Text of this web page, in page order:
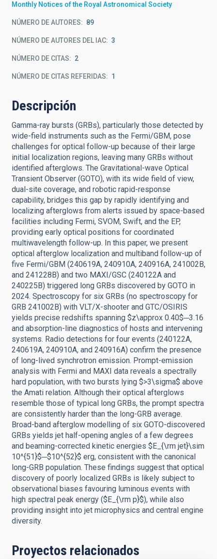
Monthly Notices of the Royal Astronomical Society
NÚMERO DE AUTORES 89
NÚMERO DE AUTORES DEL IAC 3
NÚMERO DE CITAS 2
NÚMERO DE CITAS REFERIDAS 1
Descripción
Gamma-ray bursts (GRBs), particularly those detected by
wide-field instruments such as the Fermi/GBM, pose
challenges for optical follow-up because of their large
initial localization regions, leaving many GRBs without
identified afterglows. The Gravitational-wave Optical
Transient Observer (GOTO), with its wide field of view,
dual-site coverage, and robotic rapid-response
capability, bridges this gap by rapidly identifying and
localizing afterglows from alerts issued by space-based
facilities including Fermi, SVOM, Swift, and the EP,
providing early optical positions for coordinated
multiwavelength follow-up. In this paper, we present
optical afterglow localization and multiband follow-up of
five Fermi/GBM (240619A, 240910A, 240916A, 241002B,
and 241228B) and two MAXI/GSC (240122A and
240225B) triggered long GRBs discovered by GOTO in
2024. Spectroscopy for six GRBs (no spectroscopy for
GRB 241002B) with VLT/X-shooter and GTC/OSIRIS
yields precise redshifts spanning $z\approx 0.40$─3.16
and absorption-line diagnostics of hosts and intervening
systems. Radio detections for four events (240122A,
240619A, 240910A, and 240916A) confirm the presence
of long-lived synchrotron emission. Prompt-emission
analysis with Fermi and MAXI data reveals a spectrally
hard population, with two bursts lying $>3\sigma$ above
the Amati relation. Although their optical afterglows
resemble those of typical long GRBs, the prompt spectra
are consistently harder than the long-GRB average.
Broad-band afterglow modelling of six GOTO-discovered
GRBs yields jet half-opening angles of a few degrees
and beaming-corrected kinetic energies $E_{\rm jet}\sim
10^{51}$─$10^{52}$ erg, consistent with the canonical
long-GRB population. These findings suggest that optical
discovery of poorly localized GRBs is likely subject to
observational biases favouring luminous events with
high spectral peak energy ($E_{\rm p}$), while also
providing insight into jet microphysics and central engine
diversity.
Proyectos relacionados